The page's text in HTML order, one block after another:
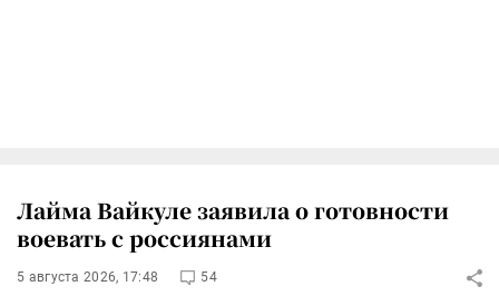
Лайма Вайкуле заявила о готовности
воевать с россиянами
5 августа 2026, 17:48 54